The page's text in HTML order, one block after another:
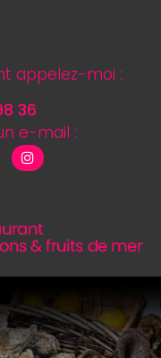
appelez-moi :
36
e-mail :